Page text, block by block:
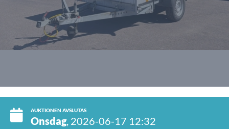
AUKTIONEN AVSLUTAS
Onsdag, 2026-06-17 12:32